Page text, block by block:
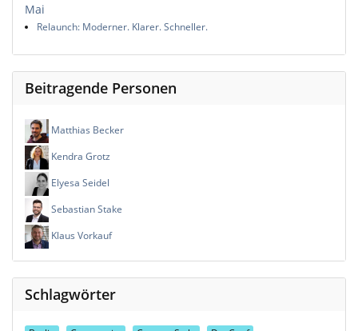
Mai
Relaunch: Moderner. Klarer. Schneller.
Beitragende Personen
Matthias Becker
Kendra Grotz
Elyesa Seidel
Sebastian Stake
Klaus Vorkauf
Schlagwörter